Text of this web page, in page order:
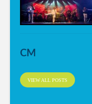
CM
VIEW ALL POSTS